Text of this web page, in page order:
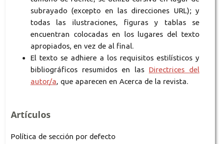
subrayado (excepto en las direcciones URL); y
todas las ilustraciones, figuras y tablas se
encuentran colocadas en los lugares del texto
apropiados, en vez de al final.
El texto se adhiere a los requisitos estilísticos y
bibliográficos resumidos en las Directrices del
autor/a, que aparecen en Acerca de la revista.
Artículos
Política de sección por defecto